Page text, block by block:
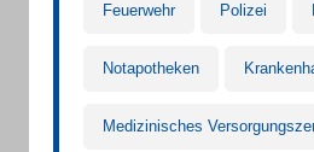
Feuerwehr Polizei
Notapotheken
Medizinisches